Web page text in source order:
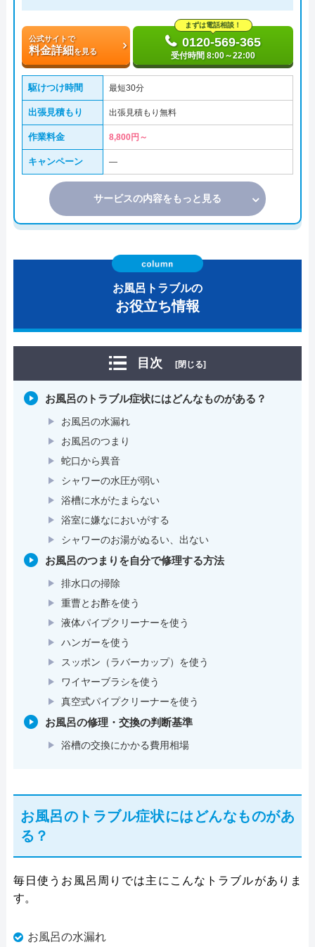
公式サイトで
料金詳細を見る
まずは電話相談！
0120-569-365
受付時間 8:00～22:00
駆けつけ時間 最短30分
出張見積もり 出張見積もり無料
作業料金 8,800円～
キャンペーン ―
サービスの内容をもっと見る
お風呂トラブルの
お役立ち情報
目次 [閉じる]
お風呂のトラブル症状にはどんなものがある？
お風呂の水漏れ
お風呂のつまり
蛇口から異音
シャワーの水圧が弱い
浴槽に水がたまらない
浴室に嫌なにおいがする
シャワーのお湯がぬるい、出ない
お風呂のつまりを自分で修理する方法
排水口の掃除
重曹とお酢を使う
液体パイプクリーナーを使う
ハンガーを使う
スッポン（ラバーカップ）を使う
ワイヤーブラシを使う
真空式パイプクリーナーを使う
お風呂の修理・交換の判断基準
浴槽の交換にかかる費用相場
お風呂のトラブル症状にはどんなものがあ
る？
毎日使うお風呂周りでは主にこんなトラブルがありま
す。
お風呂の水漏れ